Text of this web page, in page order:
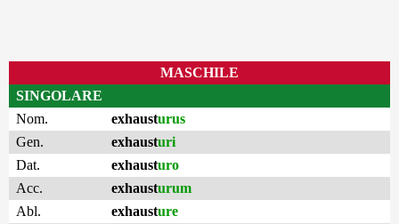
MASCHILE
SINGOLARE
Nom.
exhausturus
Gen.
exhausturi
Dat.
exhausturo
Acc.
exhausturum
Abl.
exhausture